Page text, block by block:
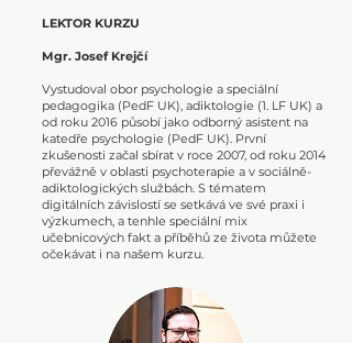
LEKTOR KURZU
Mgr. Josef Krejčí
Vystudoval obor psychologie a speciální
pedagogika (PedF UK), adiktologie (1. LF UK) a
od roku 2016 působí jako odborný asistent na
katedře psychologie (PedF UK). První
zkušenosti začal sbírat v roce 2007, od roku 2014
převážně v oblasti psychoterapie a v sociálně-
adiktologických službách. S tématem
digitálních závislostí se setkává ve své praxi i
výzkumech, a tenhle speciální mix
učebnicových fakt a příběhů ze života můžete
očekávat i na našem kurzu.